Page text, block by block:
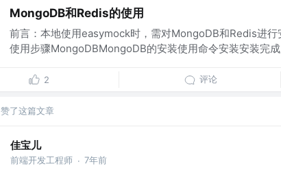
MongoDB和Redis的使用
前言：本地使用easymock时，需对MongoDB和Redis进行
使用步骤MongoDBMongoDB的安装使用命令安装安装完
2 评论
赞了这篇文章
佳宝儿
前端开发工程师 · 7年前